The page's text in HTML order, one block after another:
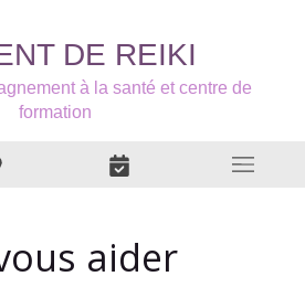
DE REIKI
à la santé et centre de
formation
aider